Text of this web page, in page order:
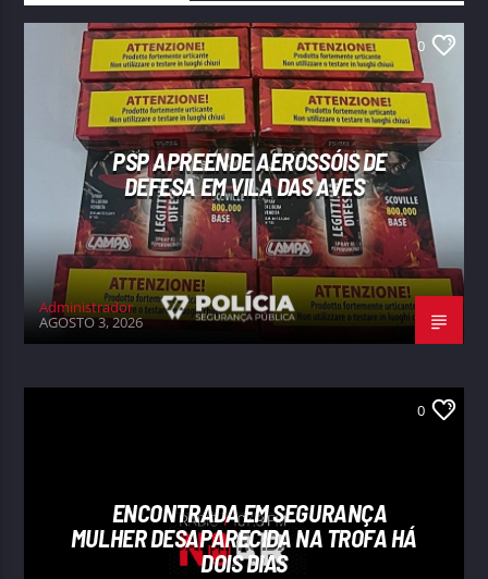
0
PSP APREENDE AEROSSÓIS DE
DEFESA EM VILA DAS AVES
Administrador
AGOSTO 3, 2026
0
ENCONTRADA EM SEGURANÇA
MULHER DESAPARECIDA NA TROFA HÁ
DOIS DIAS